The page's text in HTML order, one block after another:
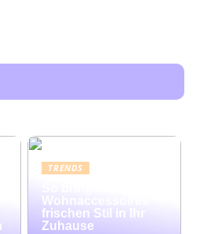
TRENDS
Wohnaccessoires
frischen Stil in Ihr
Zuhause